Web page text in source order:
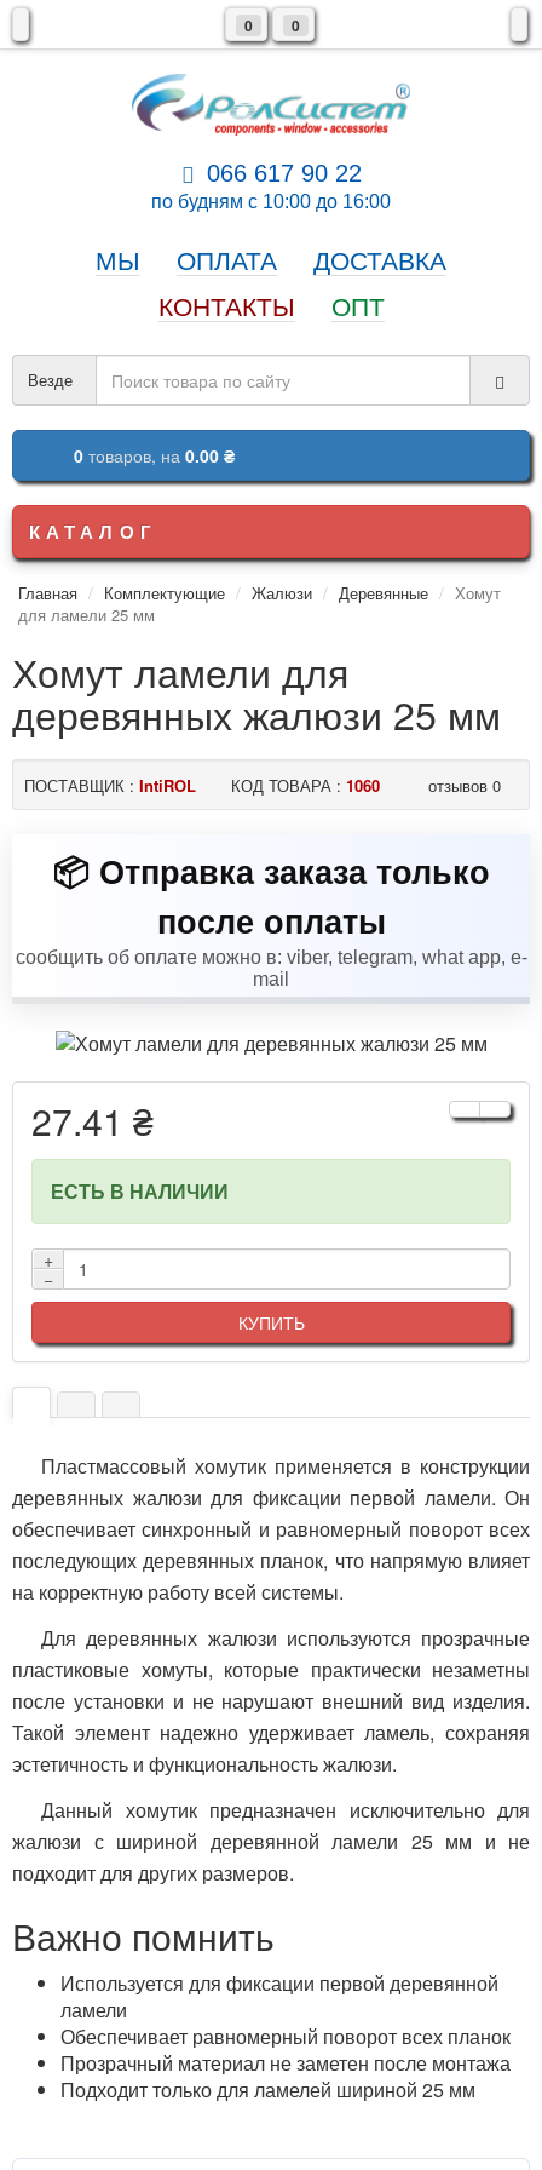
0 0
066 617 90 22
по будням с 10:00 до 16:00
МЫ ОПЛАТА
ДОСТАВКА
КОНТАКТЫ
ОПТ
Везде
0 товаров, на 0.00 ₴
КАТАЛОГ
Главная Комплектующие Жалюзи Деревянные
Хомут
для ламели 25 мм
Хомут ламели для
деревянных жалюзи 25 мм
ПОСТАВЩИК : IntiROL КОД ТОВАРА : 1060 отзывов 0
📦 Отправка заказа только
после оплаты
сообщить об оплате можно в: viber, telegram, what app, e-
mail
27.41 ₴
ЕСТЬ В НАЛИЧИИ
+
−
КУПИТЬ
Пластмассовый хомутик применяется в конструкции
деревянных жалюзи для фиксации первой ламели. Он
обеспечивает синхронный и равномерный поворот всех
последующих деревянных планок, что напрямую влияет
на корректную работу всей системы.
Для деревянных жалюзи используются прозрачные
пластиковые хомуты, которые практически незаметны
после установки и не нарушают внешний вид изделия.
Такой элемент надежно удерживает ламель, сохраняя
эстетичность и функциональность жалюзи.
Данный хомутик предназначен исключительно для
жалюзи с шириной деревянной ламели 25 мм и не
подходит для других размеров.
Важно помнить
Используется для фиксации первой деревянной
ламели
Обеспечивает равномерный поворот всех планок
Прозрачный материал не заметен после монтажа
Подходит только для ламелей шириной 25 мм